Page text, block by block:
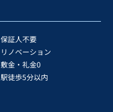
保証人不要
リノベーション
敷金・礼金0
駅徒歩5分以内